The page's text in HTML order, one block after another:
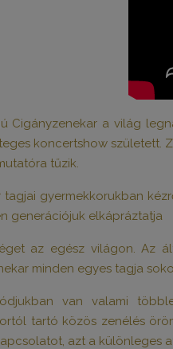
Cigányzenekar a világ
koncertshow született.
tűzik.
tagjai gyermekkorukban
generációjuk elkápráztatja
az egész világon. Az
minden egyes tagja
van valami
tartó közös zenélés
azt a különleges